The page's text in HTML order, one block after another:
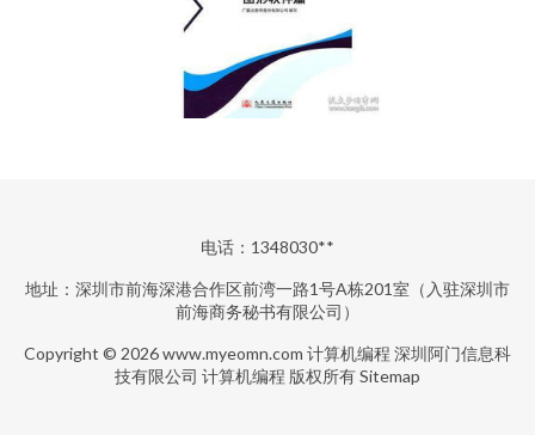
电话：1348030**
地址：深圳市前海深港合作区前湾一路1号A栋201室（入驻深圳市
前海商务秘书有限公司）
Copyright © 2026www.myeomn.com 计算机编程 深圳阿门信息科
技有限公司 计算机编程 版权所有Sitemap